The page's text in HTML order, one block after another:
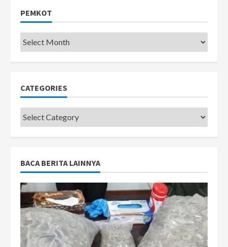
PEMKOT
Pemkot
CATEGORIES
Categories
BACA BERITA LAINNYA